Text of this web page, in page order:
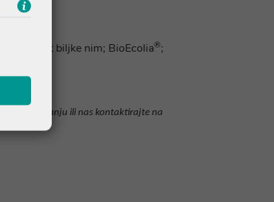
; ekstrakt biljke nim; BioEcolia®;
na pakiranju ili nas kontaktirajte na